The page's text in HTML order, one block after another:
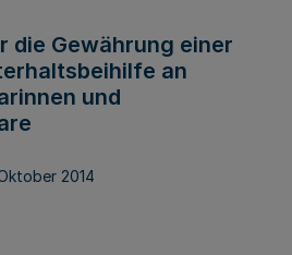
die Gewährung einer
an
und
2014